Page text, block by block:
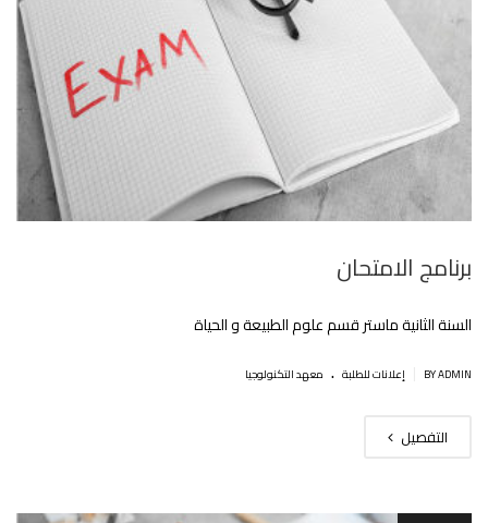
برنامج الامتحان
السنة الثانية ماستر قسم علوم الطبيعة و الحياة
BY ADMIN إعلانات للطلبة . معهد التكنولوجيا
التفصيل